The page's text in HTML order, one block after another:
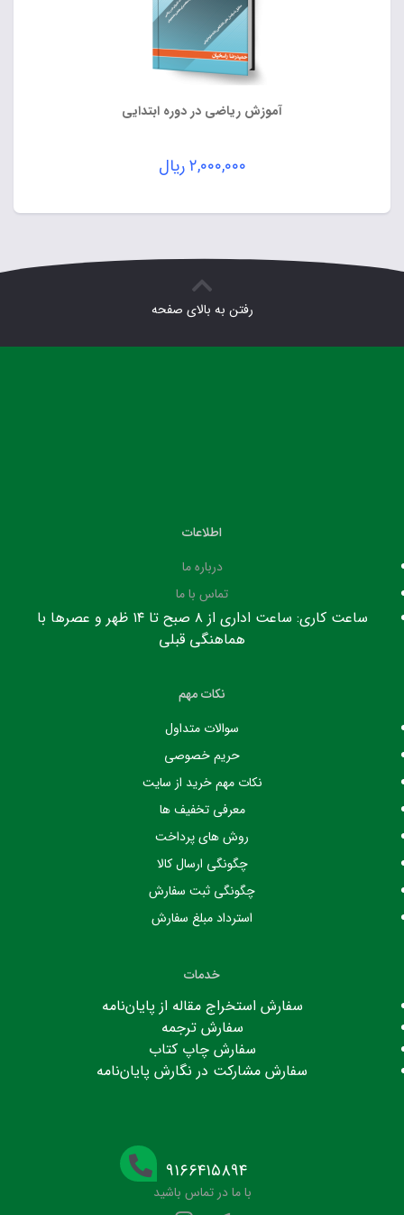
آموزش ریاضی در دوره ابتدایی
۲,۰۰۰,۰۰۰ریال
رفتن به بالای صفحه
اطلاعات
درباره ما
تماس با ما
ساعت کاری: ساعت اداری از ۸ صبح تا ۱۴ ظهر و عصرها با
هماهنگی قبلی
نکات مهم
سوالات متداول
حریم خصوصی
نکات مهم خرید از سایت
معرفی تخفیف ها
روش های پرداخت
چگونگی ارسال کالا
چگونگی ثبت سفارش
استرداد مبلغ سفارش
خدمات
سفارش استخراج مقاله از پایان‌نامه
سفارش ترجمه
سفارش چاپ کتاب
سفارش مشارکت در نگارش پایان‌نامه
۹۱۶۶۴۱۵۸۹۴
با ما در تماس باشید